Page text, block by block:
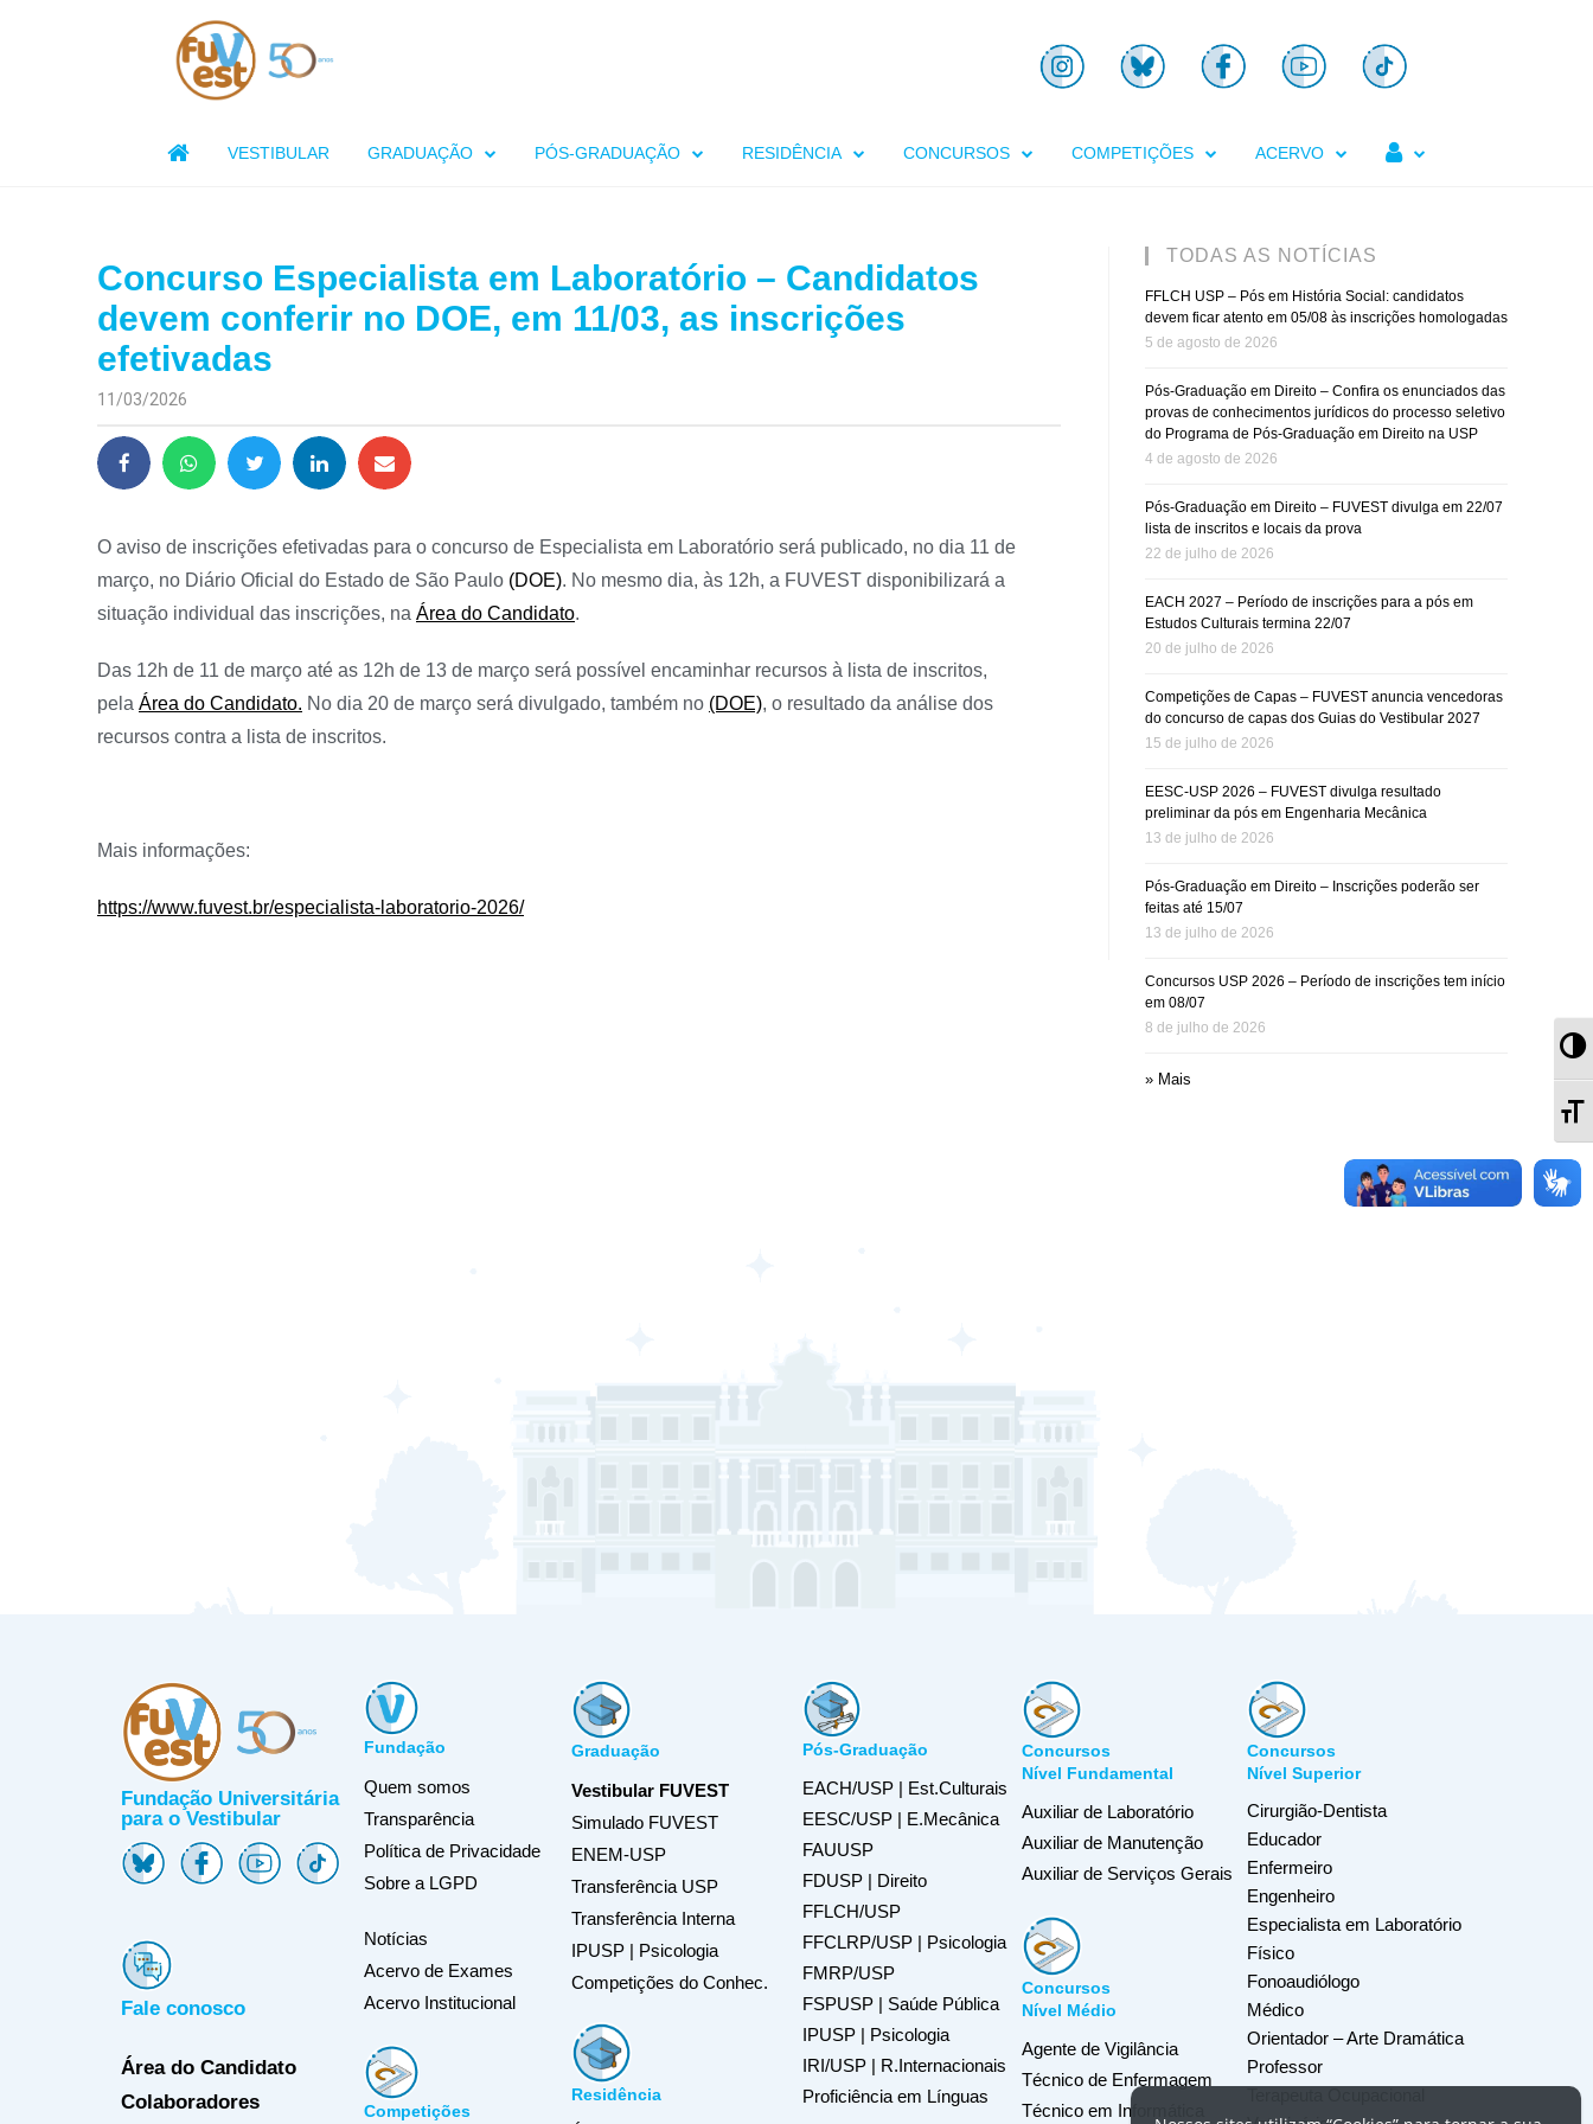
 VESTIBULAR GRADUAÇÃO PÓS-GRADUAÇÃO RESIDÊNCIA CONCURSOS COMPETIÇÕES ACERVO 
Concurso Especialista em Laboratório – Candidatos
devem conferir no DOE, em 11/03, as inscrições
efetivadas
11/03/2026
O aviso de inscrições efetivadas para o concurso de Especialista em Laboratório será publicado, no dia 11 de
março, no Diário Oficial do Estado de São Paulo (DOE). No mesmo dia, às 12h, a FUVEST disponibilizará a
situação individual das inscrições, na Área do Candidato.
Das 12h de 11 de março até as 12h de 13 de março será possível encaminhar recursos à lista de inscritos,
pela Área do Candidato. No dia 20 de março será divulgado, também no (DOE), o resultado da análise dos
recursos contra a lista de inscritos.
Mais informações:
https://www.fuvest.br/especialista-laboratorio-2026/
TODAS AS NOTÍCIAS
FFLCH USP – Pós em História Social: candidatos
devem ficar atento em 05/08 às inscrições homologadas
5 de agosto de 2026
Pós-Graduação em Direito – Confira os enunciados das
provas de conhecimentos jurídicos do processo seletivo
do Programa de Pós-Graduação em Direito na USP
4 de agosto de 2026
Pós-Graduação em Direito – FUVEST divulga em 22/07
lista de inscritos e locais da prova
22 de julho de 2026
EACH 2027 – Período de inscrições para a pós em
Estudos Culturais termina 22/07
20 de julho de 2026
Competições de Capas – FUVEST anuncia vencedoras
do concurso de capas dos Guias do Vestibular 2027
15 de julho de 2026
EESC-USP 2026 – FUVEST divulga resultado
preliminar da pós em Engenharia Mecânica
13 de julho de 2026
Pós-Graduação em Direito – Inscrições poderão ser
feitas até 15/07
13 de julho de 2026
Concursos USP 2026 – Período de inscrições tem início
em 08/07
8 de julho de 2026
» Mais
Fundação Universitária
para o Vestibular
Fale conosco
Área do Candidato
Colaboradores
Fundação
Quem somos
Transparência
Política de Privacidade
Sobre a LGPD
Notícias
Acervo de Exames
Acervo Institucional
Competições
Graduação
Vestibular FUVEST
Simulado FUVEST
ENEM-USP
Transferência USP
Transferência Interna
IPUSP | Psicologia
Competições do Conhec.
Residência
Pós-Graduação
EACH/USP | Est.Culturais
EESC/USP | E.Mecânica
FAUUSP
FDUSP | Direito
FFLCH/USP
FFCLRP/USP | Psicologia
FMRP/USP
FSPUSP | Saúde Pública
IPUSP | Psicologia
IRI/USP | R.Internacionais
Proficiência em Línguas
Concursos
Nível Fundamental
Auxiliar de Laboratório
Auxiliar de Manutenção
Auxiliar de Serviços Gerais
Concursos
Nível Médio
Agente de Vigilância
Técnico de Enfermagem
Técnico em Informática
Concursos
Nível Superior
Cirurgião-Dentista
Educador
Enfermeiro
Engenheiro
Especialista em Laboratório
Físico
Fonoaudiólogo
Médico
Orientador – Arte Dramática
Professor